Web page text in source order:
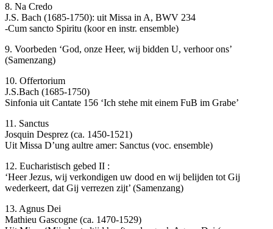
8. Na Credo
J.S. Bach (1685-1750): uit Missa in A, BWV 234
-Cum sancto Spiritu (koor en instr. ensemble)
9. Voorbeden ‘God, onze Heer, wij bidden U, verhoor ons’
(Samenzang)
10. Offertorium
J.S.Bach (1685-1750)
Sinfonia uit Cantate 156 ‘Ich stehe mit einem FuB im Grabe’
11. Sanctus
Josquin Desprez (ca. 1450-1521)
Uit Missa D’ung aultre amer: Sanctus (voc. ensemble)
12. Eucharistisch gebed II :
‘Heer Jezus, wij verkondigen uw dood en wij belijden tot Gij
wederkeert, dat Gij verrezen zijt’ (Samenzang)
13. Agnus Dei
Mathieu Gascogne (ca. 1470-1529)